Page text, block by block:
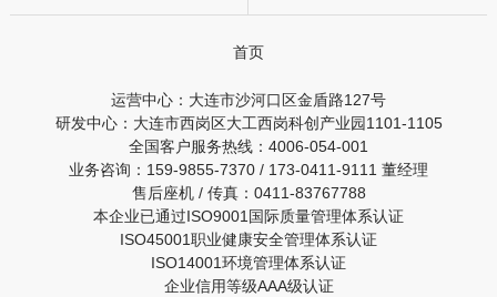
首页
运营中心：大连市沙河口区金盾路127号
研发中心：大连市西岗区大工西岗科创产业园1101-1105
全国客户服务热线：4006-054-001
业务咨询：159-9855-7370 / 173-0411-9111 董经理
售后座机 / 传真：0411-83767788
本企业已通过ISO9001国际质量管理体系认证
ISO45001职业健康安全管理体系认证
ISO14001环境管理体系认证
企业信用等级AAA级认证